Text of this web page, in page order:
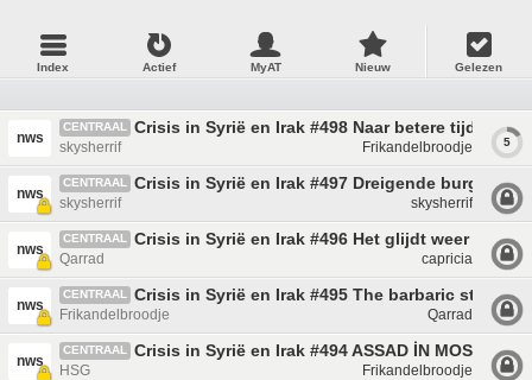
Index Actief MyAT Nieuw Gelezen
nws
CENTRAAL Crisis in Syrië en Irak #498 Naar betere tijden?
skysherrif Frikandelbroodje 5
nws
CENTRAAL Crisis in Syrië en Irak #497 Dreigende
skysherrif skysherrif
nws
CENTRAAL Crisis in Syrië en Irak #496 Het glijdt weer af
Qarrad capricia
nws
CENTRAAL Crisis in Syrië en Irak #495 The barbaric state
Frikandelbroodje Qarrad
nws
CENTRAAL Crisis in Syrië en Irak #494 ASSAD İN MOSKOU
HSG Frikandelbroodje